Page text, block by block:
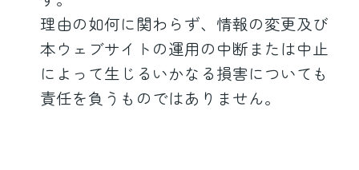
理由の如何に関わらず、情報の変更及び
本ウェブサイトの運用の中断または中止
によって生じるいかなる損害についても
責任を負うものではありません。